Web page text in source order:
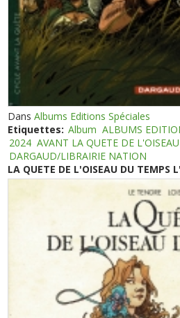
DansAlbums Editions Spéciales
Etiquettes: Album ALBUMS
2024 AVANT LA QUETE DE
DARGAUD/LIBRAIRIE NATION
LA QUETE DE L'OISEAU DU TEMPS